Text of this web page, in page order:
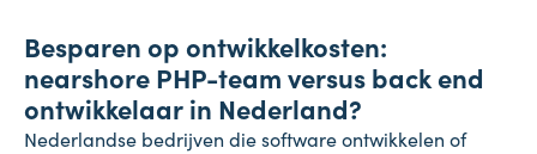
24 juli 2026
Besparen op ontwikkelkosten:
nearshore PHP-team versus back end
ontwikkelaar in Nederland?
Nederlandse bedrijven die software ontwikkelen of